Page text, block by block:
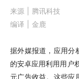
来源 | 腾讯科技
编译 | 金鹿
据外媒报道，应用分
的安卓应用利用用户
元广告收益。这些应